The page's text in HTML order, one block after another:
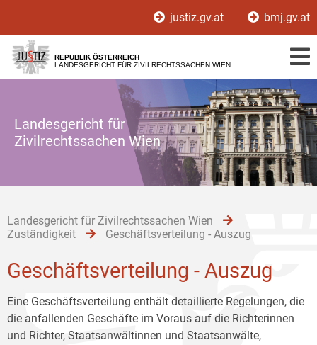
[1]
[2]
[3]
justiz.gv.at bmj.gv.at
REPUBLIK ÖSTERREICH
LANDESGERICHT FÜR ZIVILRECHTSSACHEN WIEN
Landesgericht für
Zivilrechtssachen Wien
Landesgericht für Zivilrechtssachen Wien
Zuständigkeit
Geschäftsverteilung - Auszug
Geschäftsverteilung - Auszug
Eine Geschäftsverteilung enthält detaillierte Regelungen, die
die anfallenden Geschäfte im Voraus auf die Richterinnen
und Richter, Staatsanwältinnen und Staatsanwälte,